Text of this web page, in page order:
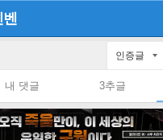
벤
인증글
내 댓글 3추글